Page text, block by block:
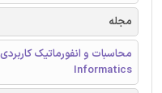
مجله
Informatics